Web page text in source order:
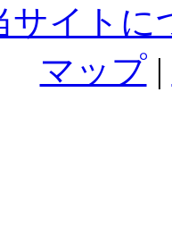
サイトに
マップ|